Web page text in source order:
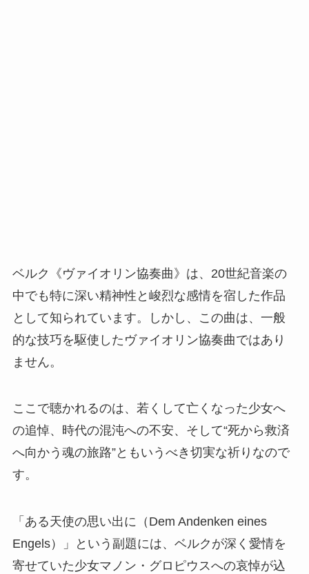
ベルク《ヴァイオリン協奏曲》は、20世紀音楽の
中でも特に深い精神性と峻烈な感情を宿した作品
として知られています。しかし、この曲は、一般
的な技巧を駆使したヴァイオリン協奏曲ではあり
ません。
ここで聴かれるのは、若くして亡くなった少女へ
の追悼、時代の混沌への不安、そして“死から救済
へ向かう魂の旅路”ともいうべき切実な祈りなので
す。
「ある天使の思い出に（Dem Andenken eines
Engels）」という副題には、ベルクが深く愛情を
寄せていた少女マノン・グロピウスへの哀悼が込